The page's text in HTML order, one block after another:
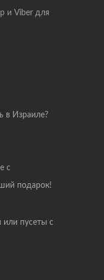
и Viber для
в Израиле?
с
подарок!
или пусеты с